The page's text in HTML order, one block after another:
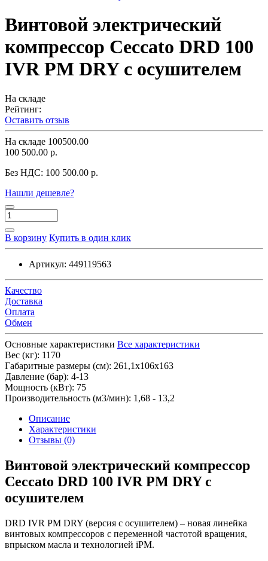
Винтовой электрический
компрессор Ceccato DRD 100
IVR PM DRY с осушителем
На складе
Рейтинг:
Оставить отзыв
На складе 100500.00
100 500.00 р.
Без НДС: 100 500.00 р.
Нашли дешевле?
В корзину Купить в один клик
Артикул: 449119563
Качество
Доставка
Оплата
Обмен
Основные характеристики Все характеристики
Вес (кг): 1170
Габаритные размеры (см): 261,1х106х163
Давление (бар): 4-13
Мощность (кВт): 75
Производительность (м3/мин): 1,68 - 13,2
Описание
Характеристики
Отзывы (0)
Винтовой электрический компрессор
Ceccato DRD 100 IVR PM DRY с
осушителем
DRD IVR PM DRY (версия с осушителем) – новая линейка
винтовых компрессоров с переменной частотой вращения,
впрыском масла и технологией iPM.